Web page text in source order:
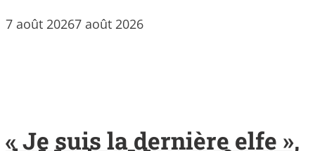
7 août 20267 août 2026
« Je suis la dernière elfe »,